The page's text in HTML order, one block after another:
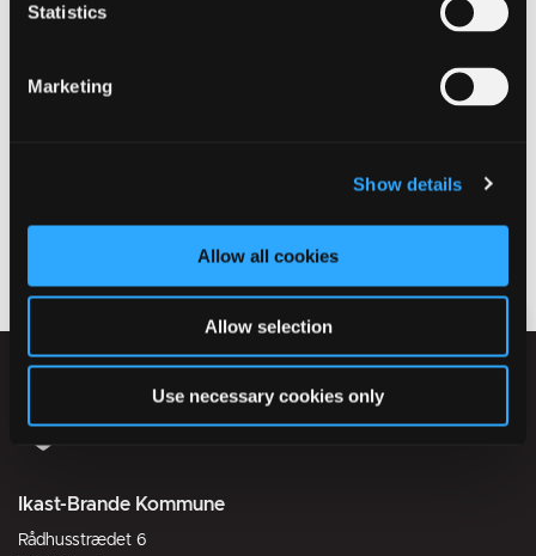
Statistics
Marketing
Show details
Allow all cookies
Allow selection
Use necessary cookies only
Myndighed Social
Ikast-Brande Kommune
Rådhusstrædet 6